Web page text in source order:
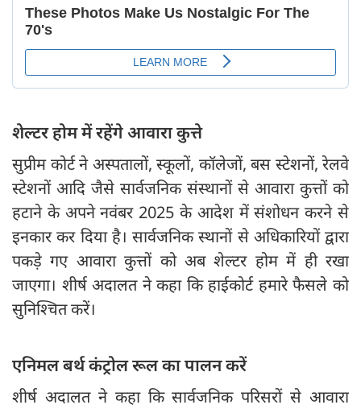
शेल्टर होम में रहेंगे आवारा कुत्ते
सुप्रीम कोर्ट ने अस्पतालों, स्कूलों, कॉलेजों, बस स्टेशनों, रेलवे
स्टेशनों आदि जैसे सार्वजनिक संस्थानों से आवारा कुत्तों को
हटाने के अपने नवंबर 2025 के आदेश में संशोधन करने से
इनकार कर दिया है। सार्वजनिक स्थानों से अधिकारियों द्वारा
पकड़े गए आवारा कुत्तों को अब शेल्टर होम में ही रखा
जाएगा। शीर्ष अदालत ने कहा कि हाईकोर्ट हमारे फैसले को
सुनिश्चित करें।
एनिमल बर्थ कंट्रोल रूल का पालन करें
शीर्ष अदालत ने कहा कि सार्वजनिक परिसरों से आवारा